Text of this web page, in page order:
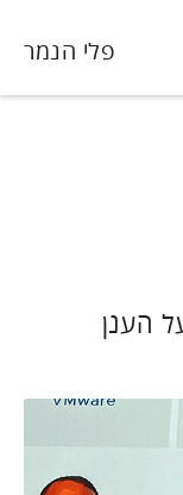
פלי הנמר